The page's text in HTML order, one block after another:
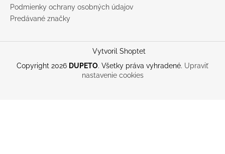
Podmienky ochrany osobných údajov
Predávané značky
Vytvoril Shoptet
Copyright 2026 DUPETO. Všetky práva vyhradené. Upraviť
nastavenie cookies